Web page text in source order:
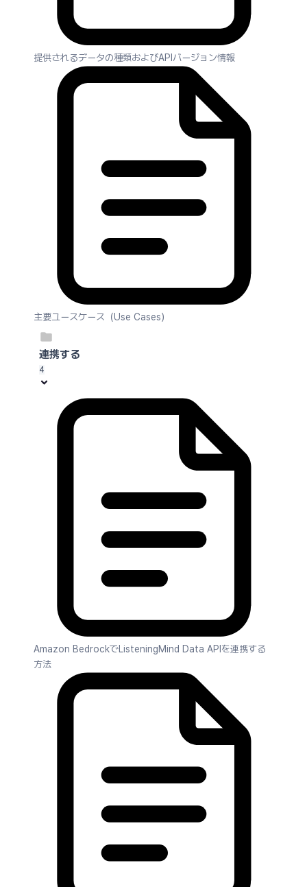
提供されるデータの種類およびAPIバージョン情報
主要ユースケース（Use Cases）
連携する
4
Amazon BedrockでListeningMind Data APIを連携する
方法